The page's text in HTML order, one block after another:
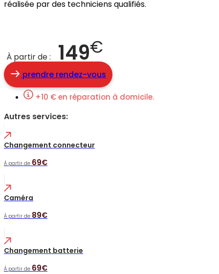
réalisée par des techniciens qualifiés.
À partir de : 149€
prendre rendez-vous
+10 € en réparation à domicile.
Autres services:
Changement connecteur
À partir de 69€
Caméra
À partir de 89€
Changement batterie
À partir de 69€